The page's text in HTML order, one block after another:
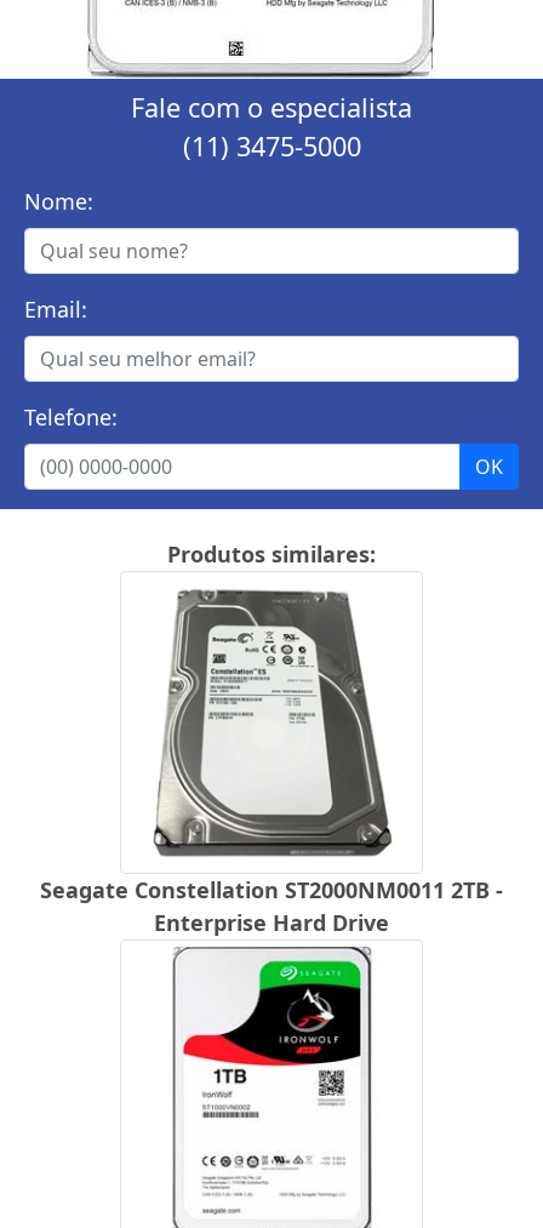
Fale com o especialista
(11) 3475-5000
Nome:
Email:
Telefone:
Produtos similares:
Seagate Constellation ST2000NM0011 2TB -
Enterprise Hard Drive